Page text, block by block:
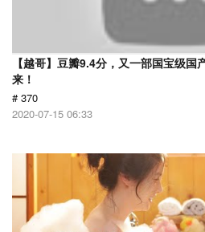
【越哥】豆瓣9.4分，又一部国宝级国
来！
# 370
2020-07-15 06:33